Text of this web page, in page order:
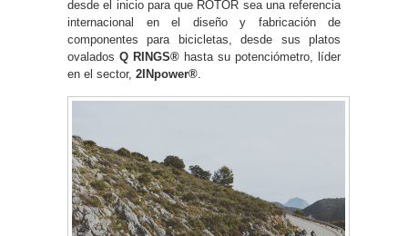
desde el inicio para que ROTOR sea una referencia
internacional en el diseño y fabricación de
componentes para bicicletas, desde sus platos
ovalados Q RINGS®️ hasta su potenciómetro, líder
en el sector, 2INpower®️